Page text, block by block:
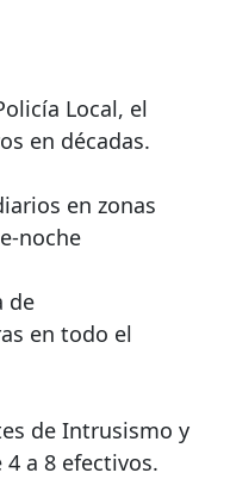
Local, el
en décadas.
en zonas
noche
de
en todo el
de Intrusismo y
4 a 8 efectivos.